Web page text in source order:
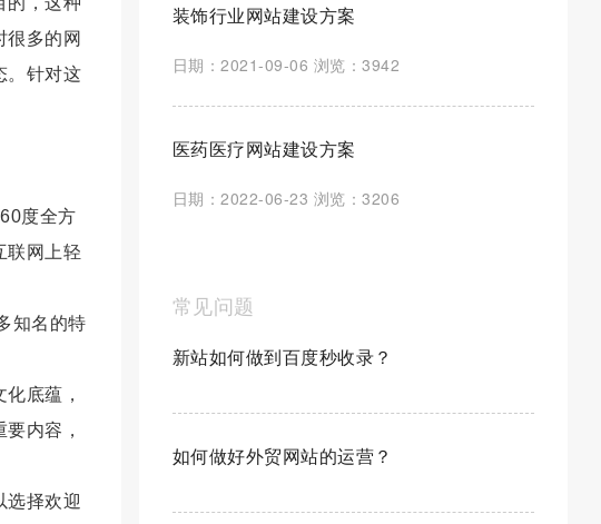
很多的网
。针对这
度全方
联网上轻
知名的特
底蕴，
内容，
选择欢迎
装饰行业网站建设方案
日期：2021-09-06 浏览：3942
医药医疗网站建设方案
日期：2022-06-23 浏览：3206
常见问题
新站如何做到百度秒收录？
如何做好外贸网站的运营？